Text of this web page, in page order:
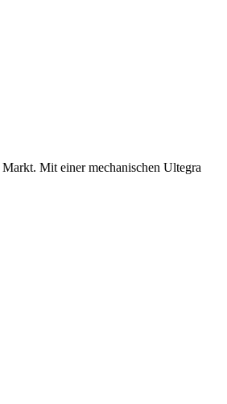
Mit einer mechanischen Ultegra